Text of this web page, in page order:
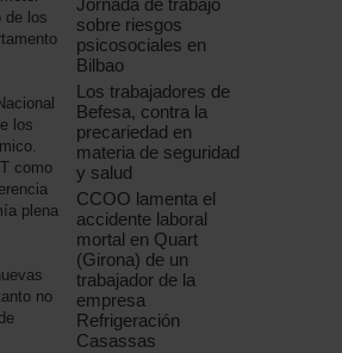
de los
los
como
plena
no
Jornada de trabajo
sobre riesgos
psicosociales en
Bilbao
Los trabajadores de
Befesa, contra la
precariedad en
materia de seguridad
y salud
CCOO lamenta el
accidente laboral
mortal en Quart
(Girona) de un
trabajador de la
empresa
Refrigeración
Casassas